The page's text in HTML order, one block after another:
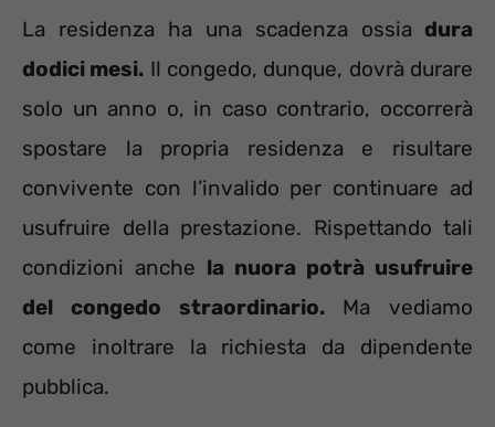
La residenza ha una scadenza ossia dura
dodici mesi. Il congedo, dunque, dovrà durare
solo un anno o, in caso contrario, occorrerà
spostare la propria residenza e risultare
convivente con l’invalido per continuare ad
usufruire della prestazione. Rispettando tali
condizioni anche la nuora potrà usufruire
del congedo straordinario.Ma vediamo
come inoltrare la richiesta da dipendente
pubblica.